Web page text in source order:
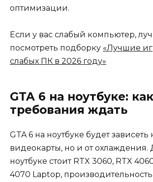
оптимизации.
Если у вас слабый компьютер,
посмотреть подборку «Лучшие
слабых ПК в 2026 году»
GTA 6 на ноутбуке:
требования ждать
GTA 6 на ноутбуке будет зависеть
видеокарты, но и от охлаждения.
ноутбуке стоит RTX 3060, RTX
4070 Laptop,